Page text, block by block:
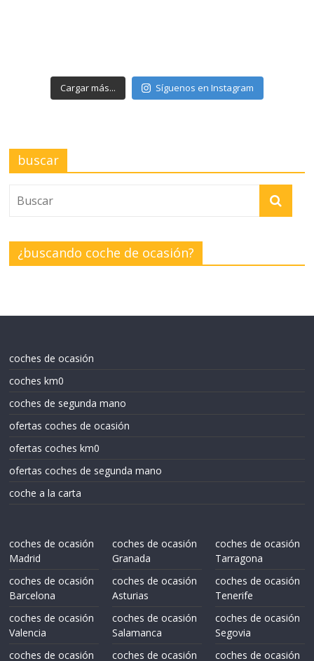
Cargar más... Síguenos en Instagram
buscar
¿buscando coche de ocasión?
coches de ocasión
coches km0
coches de segunda mano
ofertas coches de ocasión
ofertas coches km0
ofertas coches de segunda mano
coche a la carta
coches de ocasión
Madrid
coches de ocasión
Barcelona
coches de ocasión
Valencia
coches de ocasión
coches de ocasión
Granada
coches de ocasión
Asturias
coches de ocasión
Salamanca
coches de ocasión
coches de ocasión
Tarragona
coches de ocasión
Tenerife
coches de ocasión
Segovia
coches de ocasión